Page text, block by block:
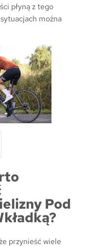
płyną z tego
można
Pod
przynieść wiele